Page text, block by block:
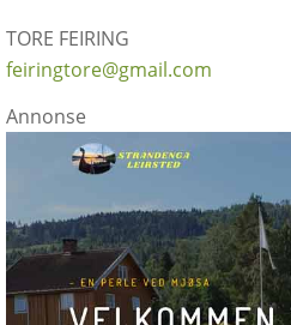
TORE FEIRING
feiringtore@gmail.com
Annonse